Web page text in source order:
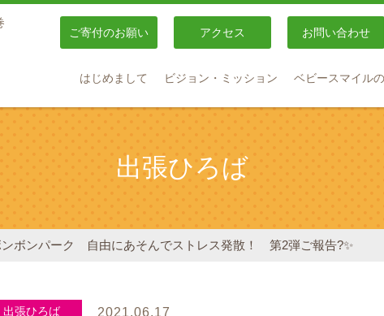
ご寄付のお願い アクセス お問い合わせ
はじめまして ビジョン・ミッション ベビースマイル
出張ひろば
ンボンパーク 自由にあそんでストレス発散！ 第2弾ご報告?✨
出張ひろば 2021.06.17